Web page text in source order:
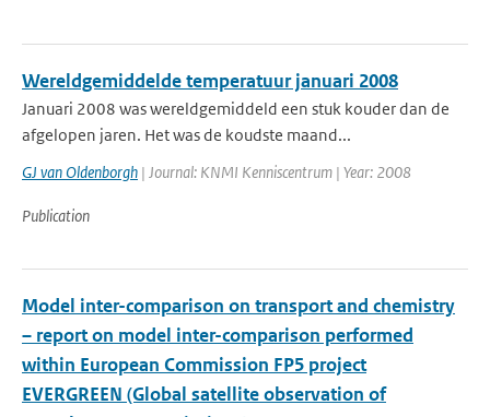
Wereldgemiddelde temperatuur januari 2008
Januari 2008 was wereldgemiddeld een stuk kouder dan de
afgelopen jaren. Het was de koudste maand...
GJ van Oldenborgh | Journal: KNMI Kenniscentrum | Year: 2008
Publication
Model inter-comparison on transport and chemistry
– report on model inter-comparison performed
within European Commission FP5 project
EVERGREEN (Global satellite observation of